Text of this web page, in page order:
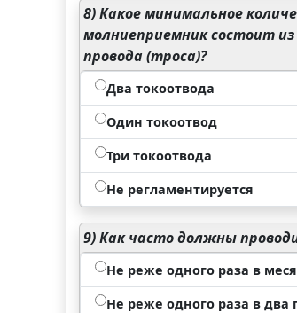
8)Какое минимальное
молниеприемник состоит
провода (троса)?
Два токоотвода
Один токоотвод
Три токоотвода
Не регламентируется
9)Как часто должны
Не реже одного раза в
Не реже одного раза в два